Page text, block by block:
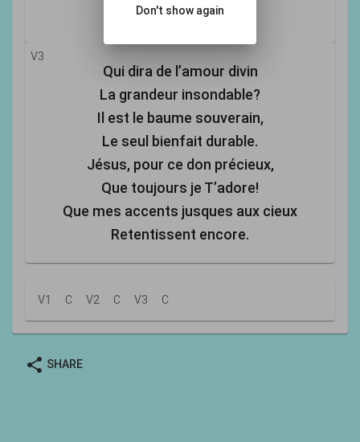
Et se donne Lui-même.
V3
Qui dira de l’amour divin
La grandeur insondable?
Il est le baume souverain,
Le seul bienfait durable.
Jésus, pour ce don précieux,
Que toujours je T’adore!
Que mes accents jusques aux cieux
Retentissent encore.
V1 C V2 C V3 C
share SHARE
Don't show again